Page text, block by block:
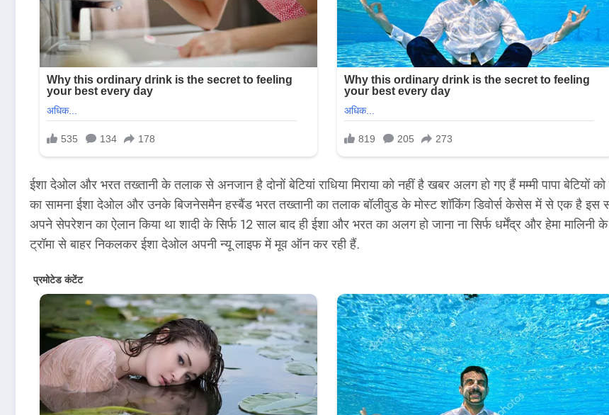
ईशा देओल और भरत तख्तानी के तलाक से अनजान है दोनों बेटियां राधिया मिराया को नहीं है खबर अलग हो गए हैं मम्मी पापा बेटियों
का सामना ईशा देओल और उनके बिजनेसमैन हस्बैंड भरत तख्तानी का तलाक बॉलीवुड के मोस्ट शॉकिंग डिवोर्स केसेस में से एक है
अपने सेपरेशन का ऐलान किया था शादी के सिर्फ 12 साल बाद ही ईशा और भरत का अलग हो जाना ना सिर्फ धर्मेंद्र और हेमा
ट्रॉमा से बाहर निकलकर ईशा देओल अपनी न्यू लाइफ में मूव ऑन कर रही हैं.